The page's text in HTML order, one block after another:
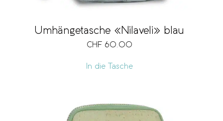
Umhängetasche «Nilaveli» blau
CHF 60.00
In die Tasche